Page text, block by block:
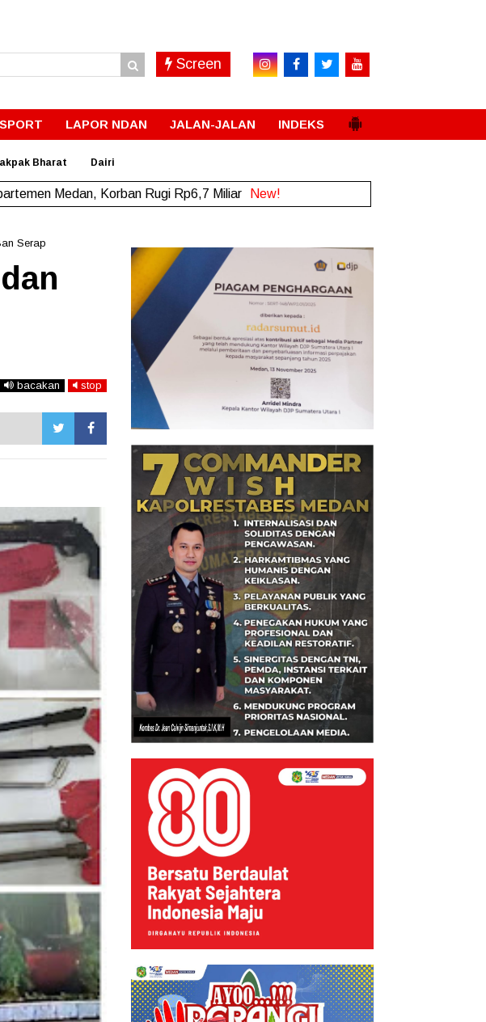
Screen
SPORT LAPOR NDAN JALAN-JALAN INDEKS
Bharat Dairi
Medan, Korban Rugi Rp6,7 Miliar New!
Serap
bacakan stop